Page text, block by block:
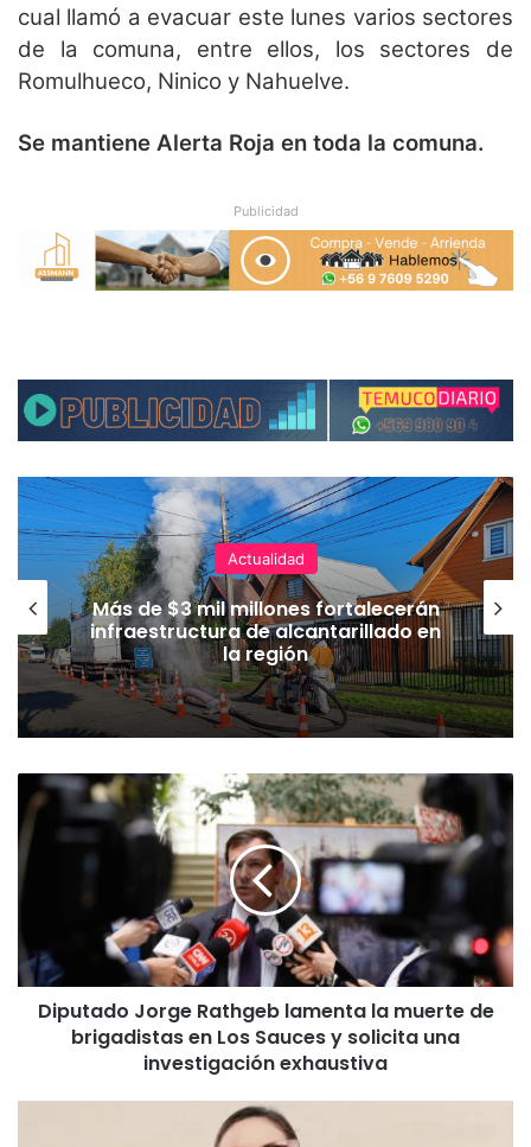
cual llamó a evacuar este lunes varios sectores
de la comuna, entre ellos, los sectores de
Romulhueco, Ninico y Nahuelve.
Se mantiene Alerta Roja en toda la comuna.
Publicidad
Actualidad
Más de $3 mil millones fortalecerán
infraestructura de alcantarillado en
la región
p
u
o
J
Diputado Jorge Rathgeb lamenta la muerte de
brigadistas en Los Sauces y solicita una
investigación exhaustiva